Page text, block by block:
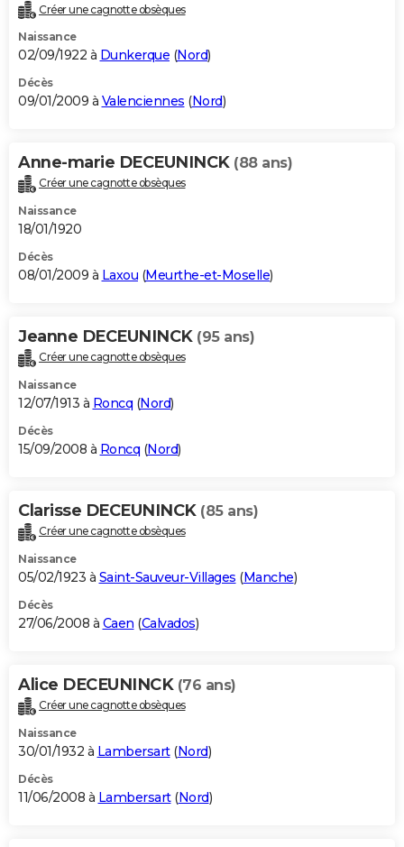
Créer une cagnotte obsèques
Naissance
02/09/1922 à Dunkerque (Nord)
Décès
09/01/2009 à Valenciennes (Nord)
Anne-marie DECEUNINCK (88 ans)
Créer une cagnotte obsèques
Naissance
18/01/1920
Décès
08/01/2009 à Laxou (Meurthe-et-Moselle)
Jeanne DECEUNINCK (95 ans)
Créer une cagnotte obsèques
Naissance
12/07/1913 à Roncq (Nord)
Décès
15/09/2008 à Roncq (Nord)
Clarisse DECEUNINCK (85 ans)
Créer une cagnotte obsèques
Naissance
05/02/1923 à Saint-Sauveur-Villages (Manche)
Décès
27/06/2008 à Caen (Calvados)
Alice DECEUNINCK (76 ans)
Créer une cagnotte obsèques
Naissance
30/01/1932 à Lambersart(Nord)
Décès
11/06/2008 à Lambersart(Nord)